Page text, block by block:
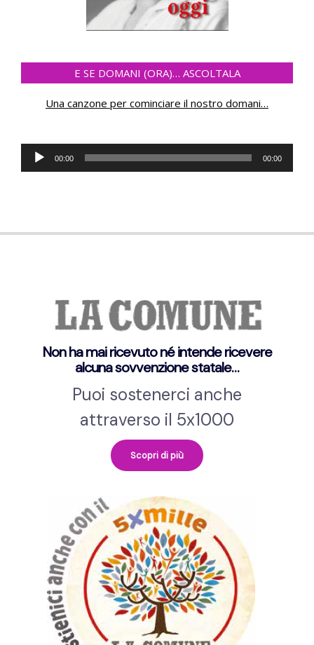
E SE DOMANI (ORA)… ASCOLTALA
Una canzone per cominciare il nostro domani…
Audio
Player
00:00 00:00
Non ha mai ricevuto né intende ricevere
alcuna sovvenzione statale…
Puoi sostenerci anche
attraverso il 5x1000
Scopri di più